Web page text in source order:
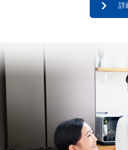
詳